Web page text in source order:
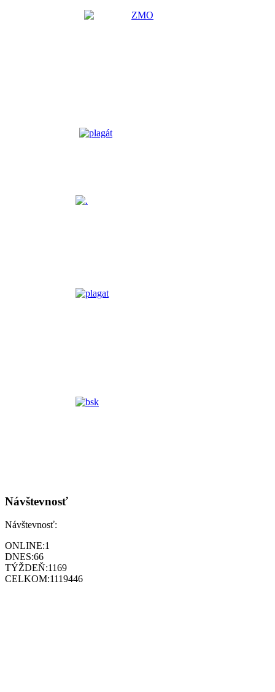
Návštevnosť
Návštevnosť:
ONLINE:1
DNES:66
TÝŽDEŇ:1169
CELKOM:1119446